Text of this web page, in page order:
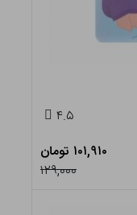
۴.۵
۱۰۱,۹۱۰ تومان
۱۲۹,۰۰۰